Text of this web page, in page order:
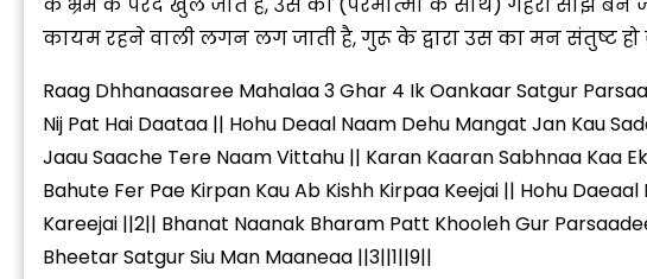
के भ्रम के परदे खुल जाते हैं, उस की (परमात्मा के साथ) गहरी सांझ बन
कायम रहने वाली लगन लग जाती है, गुरू के द्वारा उस का मन संतुष्ट हो
Raag Dhhanaasaree Mahalaa 3 Ghar 4 Ik Oankaar Satgur
Nij Pat Hai Daataa || Hohu Deaal Naam Dehu Mangat Jan Kau
Jaau Saache Tere Naam Vittahu || Karan Kaaran Sabhnaa Kaa
Bahute Fer Pae Kirpan Kau Ab Kishh Kirpaa Keejai || Hohu
Kareejai ||2|| Bhanat Naanak Bharam Patt Khooleh Gur
Bheetar Satgur Siu Man Maaneaa ||3||1||9||